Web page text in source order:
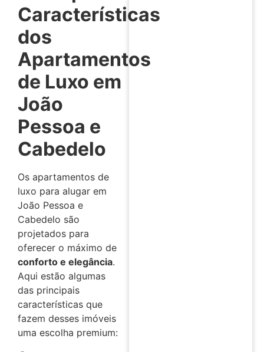
Características
dos
Apartamentos
de Luxo em
João
Pessoa e
Cabedelo
Os apartamentos de
luxo para alugar em
João Pessoa e
Cabedelo são
projetados para
oferecer o máximo de
conforto e elegância.
Aqui estão algumas
das principais
características que
fazem desses imóveis
uma escolha premium: